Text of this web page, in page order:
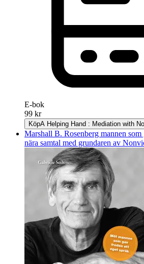
E-bok
99 kr
KöpA Helping Hand : Mediation with
Marshall B. Rosenberg mannen
nära samtal med grundaren av